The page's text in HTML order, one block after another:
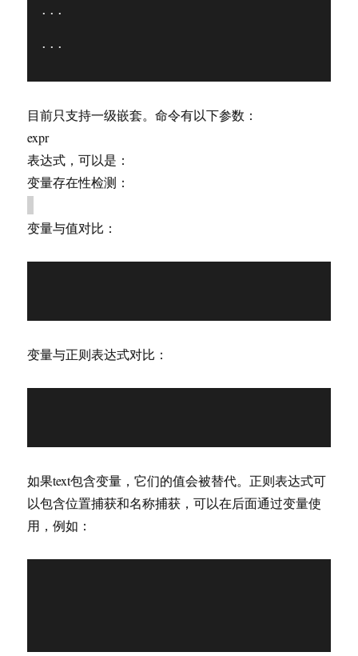
...
...
目前只支持一级嵌套。命令有以下参数：
expr
表达式，可以是：
变量存在性检测：
变量与值对比：
变量与正则表达式对比：
如果text包含变量，它们的值会被替代。正则表达式可
以包含位置捕获和名称捕获，可以在后面通过变量使
用，例如：